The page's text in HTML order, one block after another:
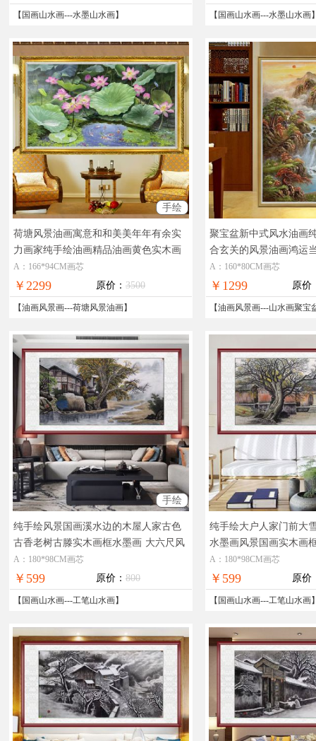
【 国画山水画---水墨山水画】 【 国画山水画---水墨山水画
手绘
荷塘风景油画寓意和和美美年年有余实
力画家纯手绘油画精品油画黄色实木画
框
高品质精品风景油画
A：166*94CM画芯
￥2299 原价： 3500
【油画风景画---荷塘风景油画】
聚宝盆新中式风水油画
合玄关的风景油画鸿运
合中式玄关的纯手绘风
A：160*80CM画芯
￥1299 原价
【油画风景画---山水画聚宝
手绘
纯手绘风景国画溪水边的木屋人家古色
古香老树古滕实木画框水墨画 大六尺风
景国画水墨画
A：180*98CM画芯
￥599 原价： 800
【 国画山水画---工笔山水画】
纯手绘大户人家门前大
水墨画风景国画实木画
手绘工笔风景国画
A：180*98CM画芯
￥599 原价
【 国画山水画---工笔山水画